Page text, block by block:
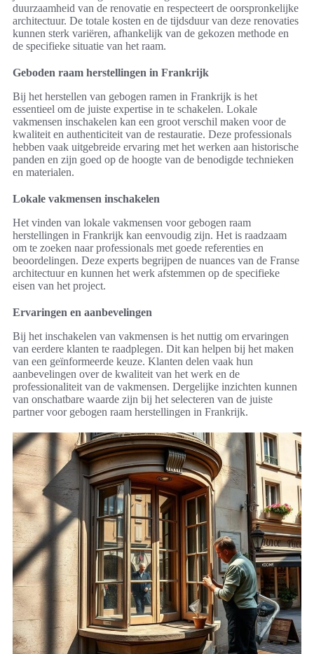
duurzaamheid van de renovatie en respecteert de oorspronkelijke
architectuur. De totale kosten en de tijdsduur van deze renovaties
kunnen sterk variëren, afhankelijk van de gekozen methode en
de specifieke situatie van het raam.
Geboden raam herstellingen in Frankrijk
Bij het herstellen van gebogen ramen in Frankrijk is het
essentieel om de juiste expertise in te schakelen. Lokale
vakmensen inschakelen kan een groot verschil maken voor de
kwaliteit en authenticiteit van de restauratie. Deze professionals
hebben vaak uitgebreide ervaring met het werken aan historische
panden en zijn goed op de hoogte van de benodigde technieken
en materialen.
Lokale vakmensen inschakelen
Het vinden van lokale vakmensen voor gebogen raam
herstellingen in Frankrijk kan eenvoudig zijn. Het is raadzaam
om te zoeken naar professionals met goede referenties en
beoordelingen. Deze experts begrijpen de nuances van de Franse
architectuur en kunnen het werk afstemmen op de specifieke
eisen van het project.
Ervaringen en aanbevelingen
Bij het inschakelen van vakmensen is het nuttig om ervaringen
van eerdere klanten te raadplegen. Dit kan helpen bij het maken
van een geïnformeerde keuze. Klanten delen vaak hun
aanbevelingen over de kwaliteit van het werk en de
professionaliteit van de vakmensen. Dergelijke inzichten kunnen
van onschatbare waarde zijn bij het selecteren van de juiste
partner voor gebogen raam herstellingen in Frankrijk.